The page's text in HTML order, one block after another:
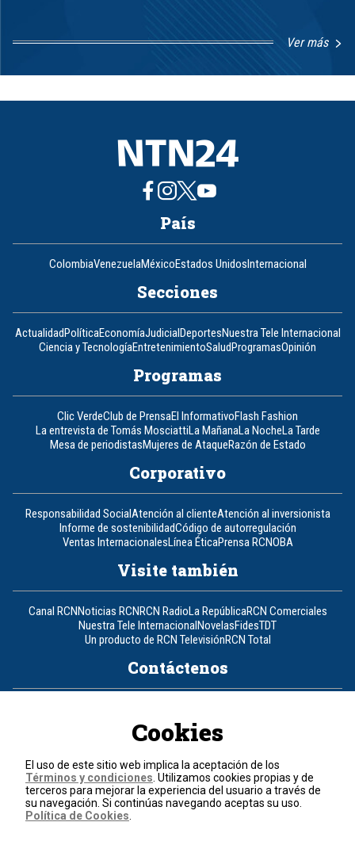
Ver más
8
País
ColombiaVenezuelaMéxicoEstados UnidosInternacional
Secciones
ActualidadPolíticaEconomíaJudicialDeportesNuestra Tele Internacional
Ciencia y TecnologíaEntretenimientoSaludProgramasOpinión
Programas
Clic VerdeClub de PrensaEl InformativoFlash Fashion
La entrevista de Tomás MosciattiLa MañanaLa NocheLa Tarde
Mesa de periodistasMujeres de AtaqueRazón de Estado
Corporativo
Responsabilidad SocialAtención al clienteAtención al inversionista
Informe de sostenibilidadCódigo de autorregulación
Ventas InternacionalesLínea ÉticaPrensa RCNOBA
Visite también
Canal RCNNoticias RCNRCN RadioLa RepúblicaRCN Comerciales
Nuestra Tele InternacionalNovelasFidesTDT
Un producto de RCN TelevisiónRCN Total
Contáctenos
Política de cookies
Términos y condiciones
© 2026, RCN Medios.
Todos los derechos reservados.
Cookies
El uso de este sitio web implica la aceptación de los
Términos y condiciones . Utilizamos cookies propias y de
terceros para mejorar la experiencia del usuario a través de
su navegación. Si continúas navegando aceptas su uso.
Política de Cookies